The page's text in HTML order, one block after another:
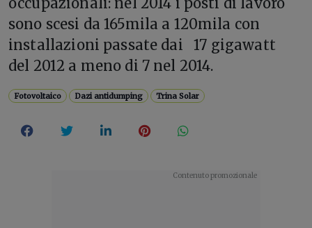
sono scesi da 165mila a 120mila con
installazioni passate dai 17 gigawatt
del 2012 a meno di 7 nel 2014.
Fotovoltaico Dazi antidumping Trina Solar